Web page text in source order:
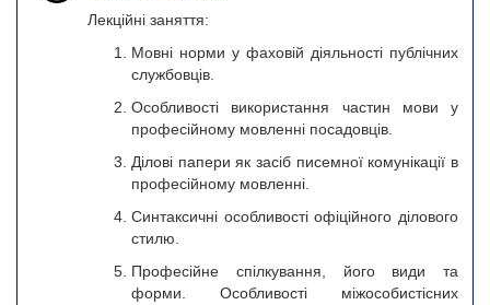
Лекційні заняття:
Мовні норми у фаховій діяльності публічних
службовців.
Особливості використання частин мови у
професійному мовленні посадовців.
Ділові папери як засіб писемної комунікації в
професійному мовленні.
Синтаксичні особливості офіційного ділового
стилю.
Професійне спілкування, його види та
форми. Особливості міжособистісних